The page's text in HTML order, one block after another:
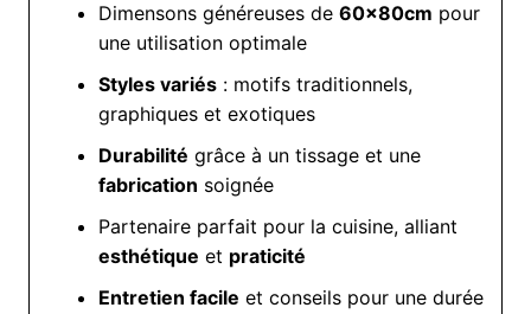
Dimensons généreuses de 60x80cm pour
une utilisation optimale
Styles variés: motifs traditionnels,
graphiques et exotiques
Durabilité grâce à un tissage et une
fabrication soignée
Partenaire parfait pour la cuisine, alliant
esthétique et praticité
Entretien facile et conseils pour une durée